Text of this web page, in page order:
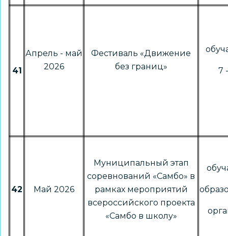
41
Апрель - май
2026
Фестиваль «Движение
без границ»
7
42 Май 2026
Муниципальный этап
соревнований «Самбо» в
рамках мероприятий
всероссийского проекта
«Самбо в школу»